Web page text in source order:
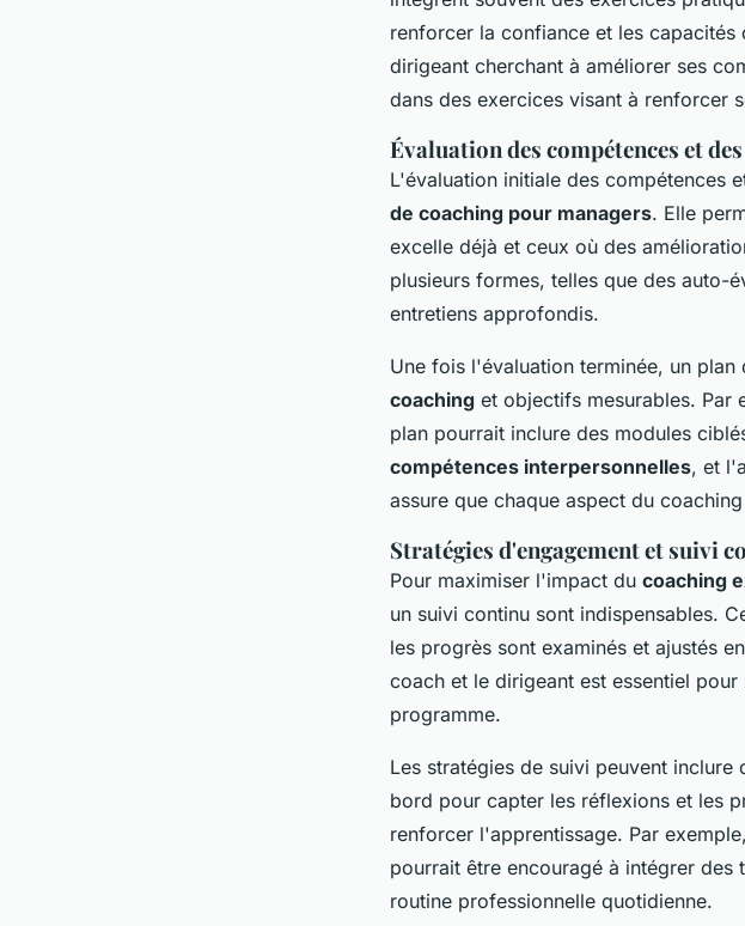
renforcer la confiance et les
dirigeant cherchant à améliorer ses
dans des exercices visant à renforcer
Évaluation des compétences et
L'évaluation initiale des compétences
de coaching pour managers. Elle
excelle déjà et ceux où des
plusieurs formes, telles que des auto-
entretiens approfondis.
Une fois l'évaluation terminée, un
coaching et objectifs mesurables. Par
plan pourrait inclure des modules
compétences interpersonnelles, et
assure que chaque aspect du
Stratégies d'engagement et suivi
Pour maximiser l'impact du coaching
un suivi continu sont indispensables.
les progrès sont examinés et ajustés
coach et le dirigeant est essentiel
programme.
Les stratégies de suivi peuvent
bord pour capter les réflexions et les
renforcer l'apprentissage. Par
pourrait être encouragé à intégrer des
routine professionnelle quotidienne.